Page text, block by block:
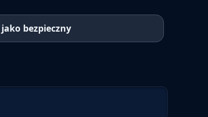
bezpieczny